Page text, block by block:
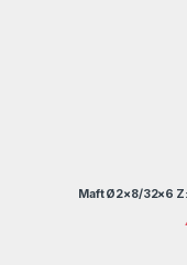
Maft Ø2×8/32×6